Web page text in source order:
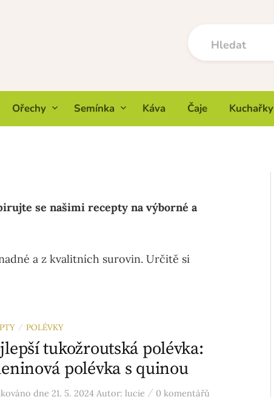
Ořechy Semínka Káva Čaje Kuchařky
se našimi recepty na výborné a
a z kvalitních surovin. Určitě si
/ POLÉVKY
tukožroutská polévka:
polévka s quinou
dne 21. 5. 2024 Autor: lucie / 0 komentářů